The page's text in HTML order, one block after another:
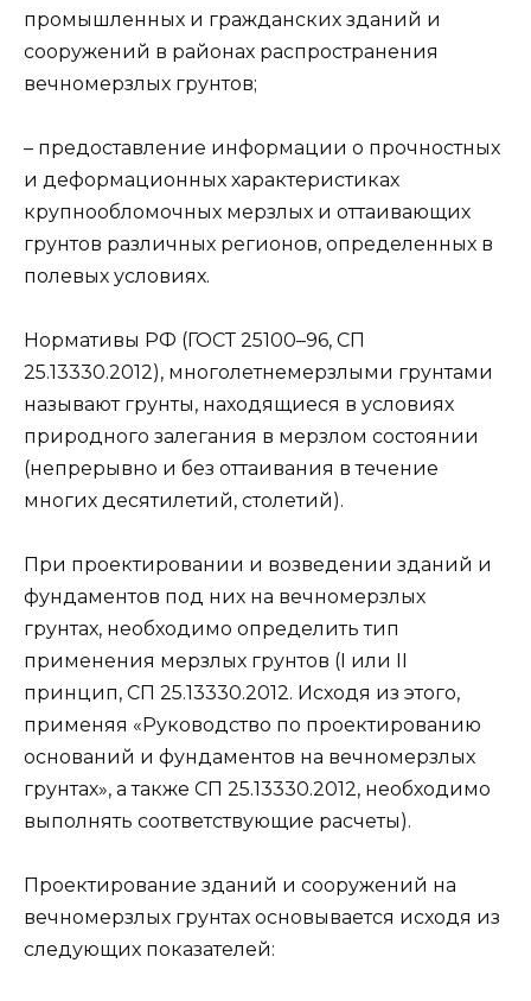
промышленных и гражданских зданий и
сооружений в районах распространения
вечномерзлых грунтов;
– предоставление информации о прочностных
и деформационных характеристиках
крупнообломочных мерзлых и оттаивающих
грунтов различных регионов, определенных в
полевых условиях.
Нормативы РФ (ГОСТ 25100–96, СП
25.13330.2012), многолетнемерзлыми грунтами
называют грунты, находящиеся в условиях
природного залегания в мерзлом состоянии
(непрерывно и без оттаивания в течение
многих десятилетий, столетий).
При проектировании и возведении зданий и
фундаментов под них на вечномерзлых
грунтах, необходимо определить тип
применения мерзлых грунтов (I или II
принцип, СП 25.13330.2012. Исходя из этого,
применяя «Руководство по проектированию
оснований и фундаментов на вечномерзлых
грунтах», а также СП 25.13330.2012, необходимо
выполнять соответствующие расчеты).
Проектирование зданий и сооружений на
вечномерзлых грунтах основывается исходя из
следующих показателей: